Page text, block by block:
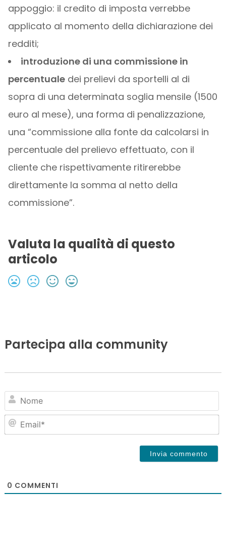
appoggio: il credito di imposta verrebbe
applicato al momento della dichiarazione dei
redditi;
introduzione di una commissione in
percentualedei prelievi da sportelli al di
sopra di una determinata soglia mensile (1500
euro al mese), una forma di penalizzazione,
una “commissione alla fonte da calcolarsi in
percentuale del prelievo effettuato, con il
cliente che rispettivamente ritirerebbe
direttamente la somma al netto della
commissione”.
Valuta la qualità di questo
articolo
Partecipa alla community
0 COMMENTI